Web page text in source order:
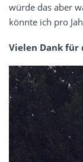
würde das aber
könnte ich pro
Vielen Dank für